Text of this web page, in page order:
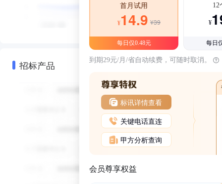
招标产品
首月试用
¥14.9 ¥39
每日仅0.48元
12
¥
每日
到期29元/月/省自动续费，可随时取消。
标讯详情查看
关键电话直连
甲方分析查询
会员尊享权益